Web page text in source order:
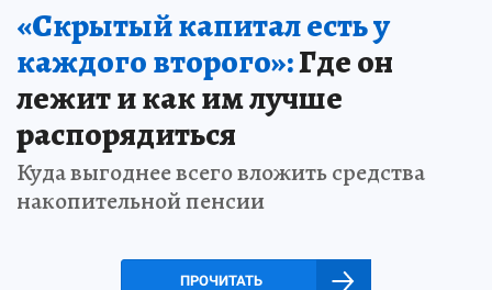
«Скрытый капитал есть у
каждого второго»:Где он
лежит и как им лучше
распорядиться
Куда выгоднее всего вложить средства
накопительной пенсии
ПРОЧИТАТЬ